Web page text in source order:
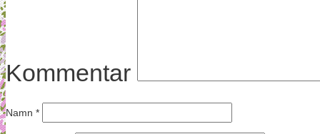
Kommentar
Namn *